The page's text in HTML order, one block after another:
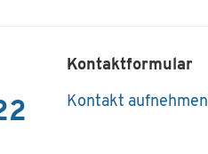
Kontaktformular
Kontakt aufnehmen